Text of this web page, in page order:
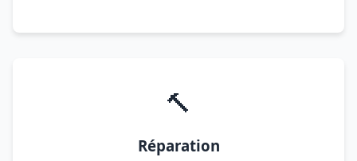
🔨
Réparation